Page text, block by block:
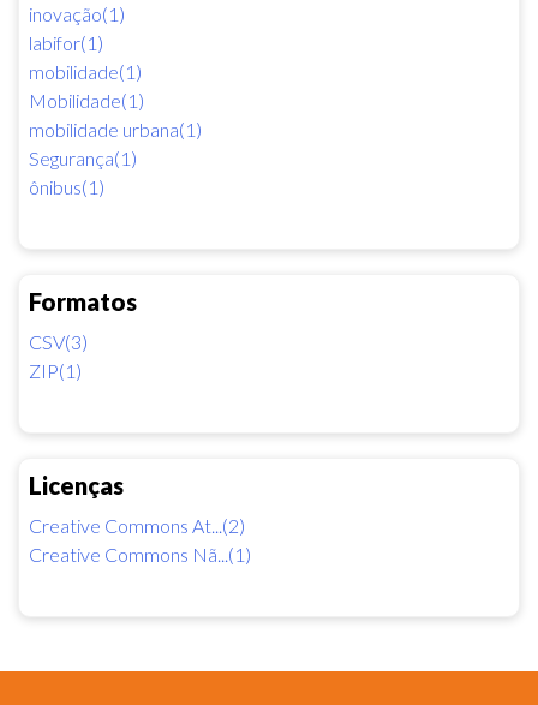
inovação(1)
labifor(1)
mobilidade(1)
Mobilidade(1)
mobilidade urbana(1)
Segurança(1)
ônibus(1)
Formatos
CSV(3)
ZIP(1)
Licenças
Creative Commons At...(2)
Creative Commons Nã...(1)